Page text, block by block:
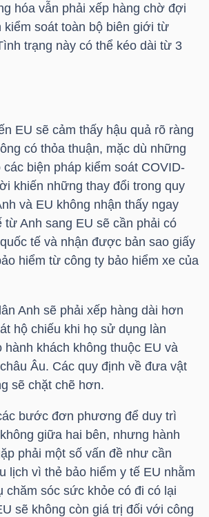
hóa vẫn phải xếp hàng chờ đợi
kiểm soát toàn bộ biên giới từ
trạng này có thể kéo dài từ 3
EU sẽ cảm thấy hậu quả rõ ràng
có thỏa thuận, mặc dù những
các biện pháp kiểm soát COVID-
khiến những thay đổi trong quy
và EU không nhận thấy ngay
Anh sang EU sẽ cần phải có
tế và nhận được bản sao giấy
hiểm từ công ty bảo hiểm xe của
Anh sẽ phải xếp hàng dài hơn
hộ chiếu khi họ sử dụng làn
khách không thuộc EU và
Âu. Các quy định về đưa vật
sẽ chặt chẽ hơn.
bước đơn phương để duy trì
giữa hai bên, nhưng hành
phải một số vấn đề như cần
lịch vì thẻ bảo hiểm y tế EU nhằm
chăm sóc sức khỏe có đi có lại
sẽ không còn giá trị đối với công